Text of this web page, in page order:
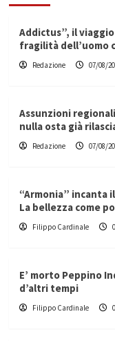
Addictus”, il
fragilità dell’uomo
Redazione 07/08/
Assunzioni
nulla osta già
Redazione 07/08/
“Armonia” incanta
La bellezza come
Filippo Cardinale
E’ morto Peppino
d’altri tempi
Filippo Cardinale